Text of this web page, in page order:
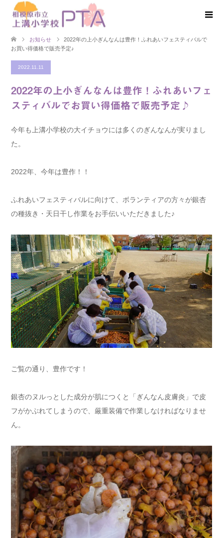
お知らせ
2022年の上小ぎんなんは豊作！ふれあいフェスティバルで
お買い得価格で販売予定♪
2022.11.11
2022年の上小ぎんなんは豊作！ふれあいフェ
スティバルでお買い得価格で販売予定♪
今年も上溝小学校の大イチョウには多くのぎんなんが実りまし
た。
2022年、今年は豊作！！
ふれあいフェスティバルに向けて、ボランティアの方々が銀杏
の種抜き・天日干し作業をお手伝いいただきました♪
ご覧の通り、豊作です！
銀杏のヌルっとした成分が肌につくと「ぎんなん皮膚炎」で皮
フがかぶれてしまうので、厳重装備で作業しなければなりませ
ん。